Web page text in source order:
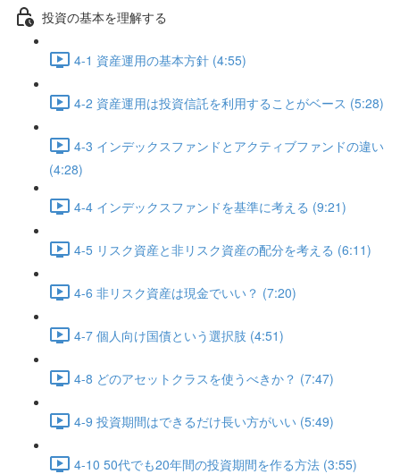
投資の基本を理解する
4-1 資産運用の基本方針 (4:55)
4-2 資産運用は投資信託を利用することがベース (5:28)
4-3 インデックスファンドとアクティブファンドの違い
(4:28)
4-4 インデックスファンドを基準に考える (9:21)
4-5 リスク資産と非リスク資産の配分を考える (6:11)
4-6 非リスク資産は現金でいい？ (7:20)
4-7 個人向け国債という選択肢 (4:51)
4-8 どのアセットクラスを使うべきか？ (7:47)
4-9 投資期間はできるだけ長い方がいい (5:49)
4-10 50代でも20年間の投資期間を作る方法 (3:55)